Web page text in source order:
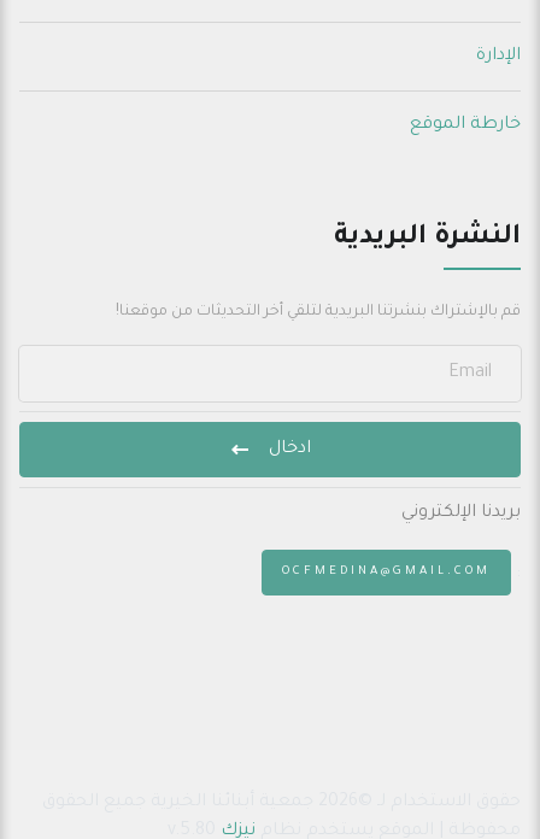
الإدارة
خارطة الموقع
النشرة البريدية
قم بالإشتراك بنشرتنا البريدية لتلقي أخر التحديثات من موقعنا!
ادخال
بريدنا الإلكتروني
OCFMEDINA@GMAIL.COM
نيزك